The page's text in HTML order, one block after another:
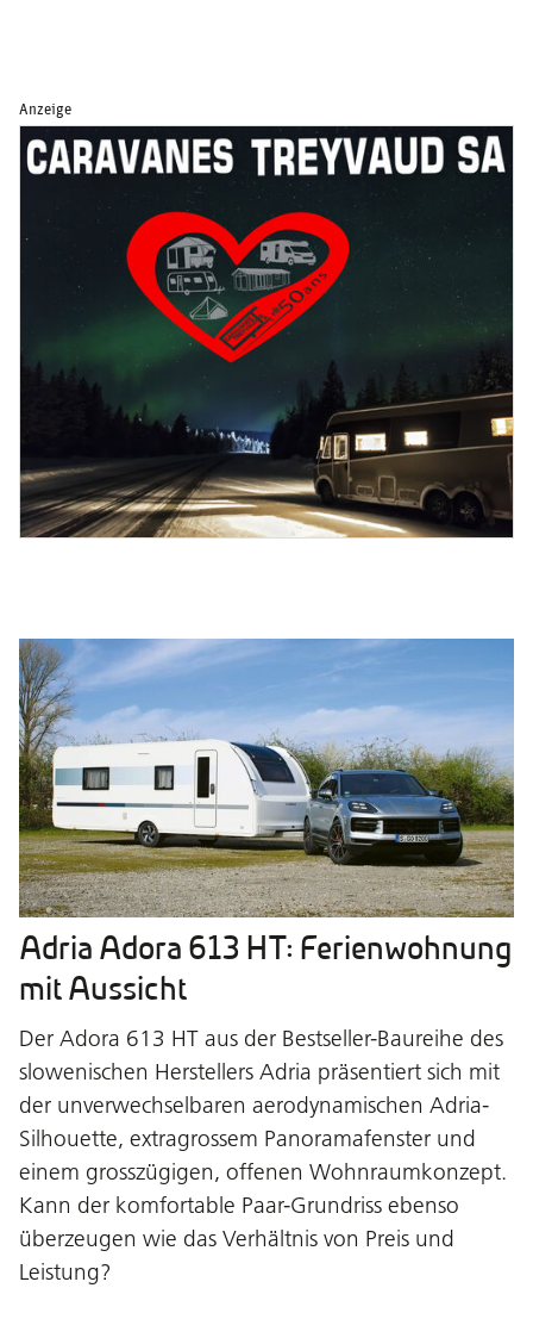
Anzeige
Adria Adora 613 HT: Ferienwohnung
mit Aussicht
Der Adora 613 HT aus der Bestseller-Baureihe des
slowenischen Herstellers Adria präsentiert sich mit
der unverwechselbaren aerodynamischen Adria-
Silhouette, extragrossem Panoramafenster und
einem grosszügigen, offenen Wohnraumkonzept.
Kann der komfortable Paar-Grundriss ebenso
überzeugen wie das Verhältnis von Preis und
Leistung?